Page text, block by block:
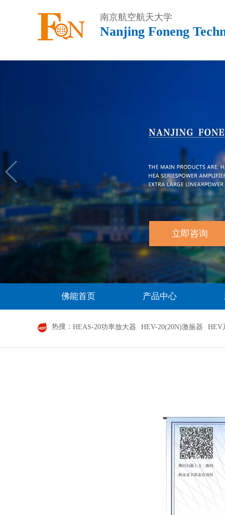
南京航空航天大学
Nanjing Foneng
立即咨询
佛能首页 产品中心
热搜： HEAS-20功率放大器 HEV-20(20N)激振器 HEV